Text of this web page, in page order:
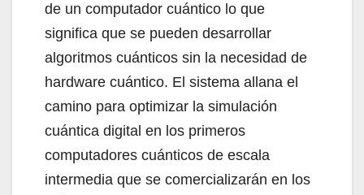
de un computador cuántico lo que
significa que se pueden desarrollar
algoritmos cuánticos sin la necesidad de
hardware cuántico. El sistema allana el
camino para optimizar la simulación
cuántica digital en los primeros
computadores cuánticos de escala
intermedia que se comercializarán en los